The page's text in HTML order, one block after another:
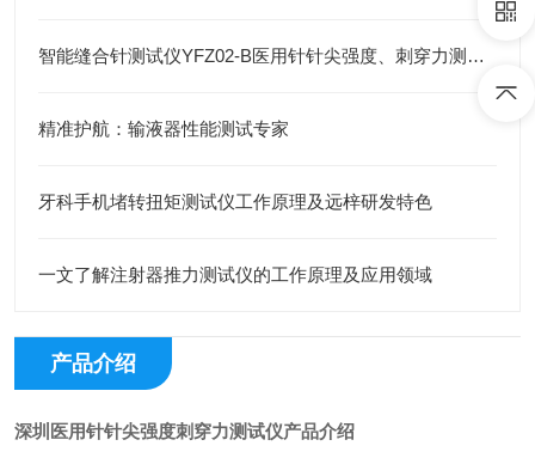
智能缝合针测试仪YFZ02-B医用针针尖强度、刺穿力测试仪
精准护航：输液器性能测试专家
牙科手机堵转扭矩测试仪工作原理及远梓研发特色
一文了解注射器推力测试仪的工作原理及应用领域
产品介绍
深圳医用针针尖强度刺穿力测试仪产品介绍